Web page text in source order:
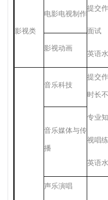
影视类
电影电视制作
提交
面试
英语
影视动画
音乐科技
提交
时长
专业
视唱
英语
音乐媒体与传
播
声乐演唱